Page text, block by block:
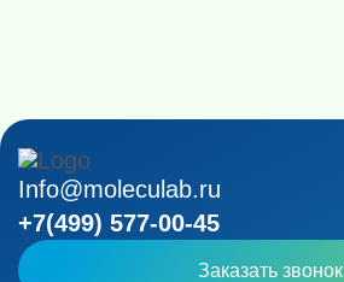
Info@moleculab.ru
+7(499) 577-00-45
Заказать звонок